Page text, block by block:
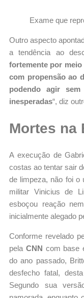
Exame que
Outro aspecto
a tendência ao
fortemente por
com propensão ao
podendo agir
inesperadas“, diz
Mortes na
A execução de
costas ao tentar sair
de limpeza, não foi o
militar Vinicius de
esboçou reação
inicialmente alegado
Conforme revelado
pela CNN com base
do ano passado,
desfecho fatal,
Segundo sua